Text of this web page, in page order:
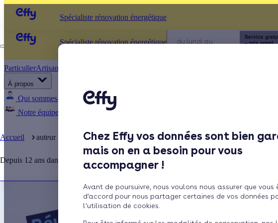
Chez Effy vos données sont bien
mais on en a besoin pour vous
accompagner !
Avant de poursuivre, nous voulons nous assurer que vous
d’accord pour nous partager certaines de vos données
l’utilisation de cookies.
ParticulierArtisan / installateur
À propos
Qui sommes-nous ? Pourquoi Effy ?
Notre équipe
Rejoignez-nous
Spécialiste rénovation énergétique
du lundi au
3456
Service
+ prix appel
Spécialiste rénovation énergétique
Accueil auteur Camille Trentesaux Camille
Depuis 12 ans dans le secteur de l'énergie, j'aime décrypter les actualités et rendre